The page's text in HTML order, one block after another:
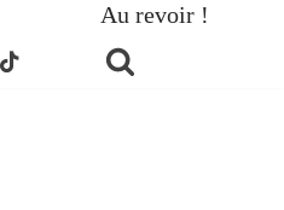
Au revoir !